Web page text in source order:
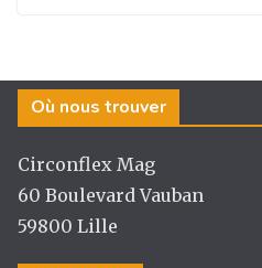
Où nous trouver
Circonflex Mag
60 Boulevard Vauban
59800 Lille